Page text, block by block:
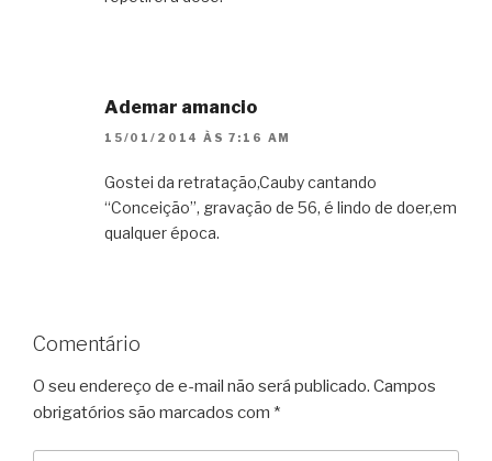
Ademar amancio
15/01/2014 ÀS 7:16 AM
Gostei da retratação,Cauby cantando
“Conceição”, gravação de 56, é lindo de doer,em
qualquer época.
Comentário
O seu endereço de e-mail não será publicado. Campos
obrigatórios são marcados com *